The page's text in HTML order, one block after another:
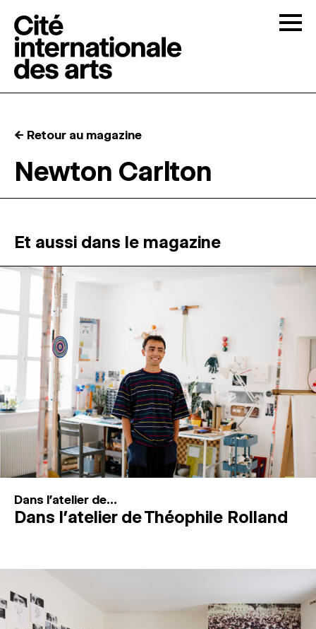
RÉSIDENCES ↓
ATELIERS OUVERTS
PROGRAMMATION
MAGAZINE
ESPACES DE PRATIQUE ARTISTIQUE ↓
Recherche
Connexion
← Retour au magazine
Newton Carlton
Et aussi dans le magazine
Dans l'atelier de...
Dans l’atelier de Théophile Rolland